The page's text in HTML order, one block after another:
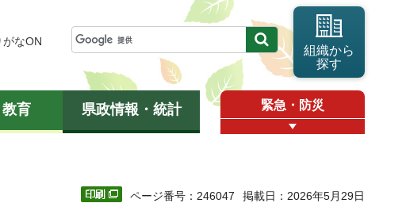
がなON
組織から
探す
育 県政情報・統計 緊急・防災
ページ番号：246047 掲載日：2026年5月29日